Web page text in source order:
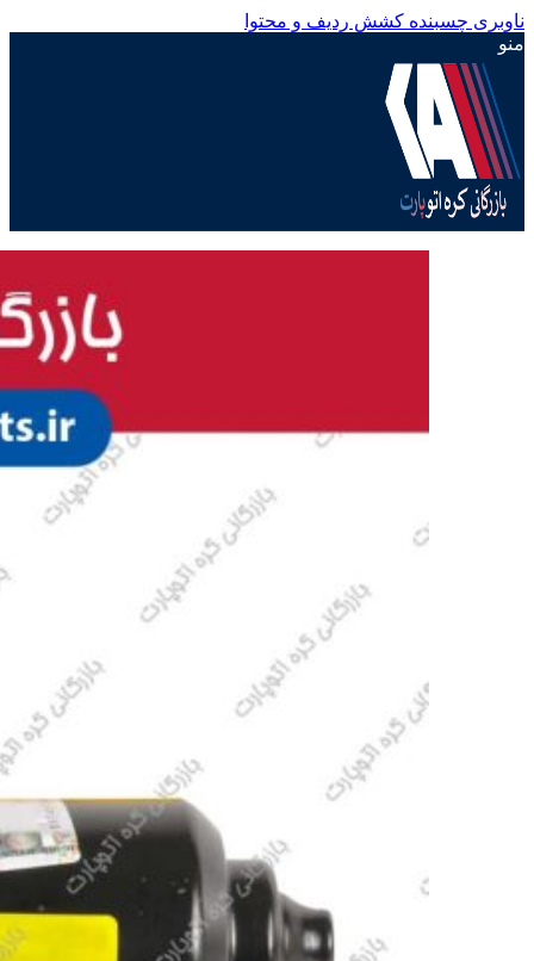
ناوبری چسبنده کشش ردیف و محتوا
منو